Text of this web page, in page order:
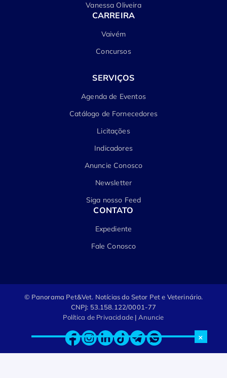
×
Vanessa Oliveira
CARREIRA
Vaivém
Concursos
SERVIÇOS
Agenda de Eventos
Catálogo de Fornecedores
Licitações
Indicadores
Anuncie Conosco
Newsletter
Siga nosso Feed
CONTATO
Expediente
Fale Conosco
© Panorama Pet&Vet. Notícias do Setor Pet e Veterinário.
CNPJ: 53.158.122/0001-77
Política de Privacidade | Anuncie